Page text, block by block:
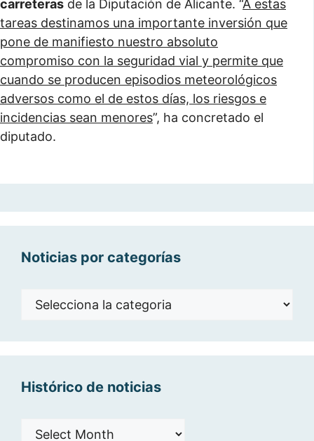
carreteras de la Diputación de Alicante. “A estas
tareas destinamos una importante inversión que
pone de manifiesto nuestro absoluto
compromiso con la seguridad vial y permite que
cuando se producen episodios meteorológicos
adversos como el de estos días, los riesgos e
incidencias sean menores”, ha concretado el
diputado.
Noticias por categorías
Noticias
Histórico de noticias
Histórico